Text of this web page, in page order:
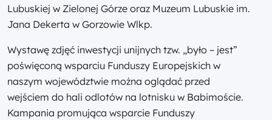
Lubuskiej w Zielonej Górze oraz Muzeum Lubuskie im.
Jana Dekerta w Gorzowie Wlkp.
Wystawę zdjęć inwestycji unijnych tzw. „było – jest”
poświęconą wsparciu Funduszy Europejskich w
naszym województwie można oglądać przed
wejściem do hali odlotów na lotnisku w Babimoście.
Kampania promująca wsparcie Funduszy